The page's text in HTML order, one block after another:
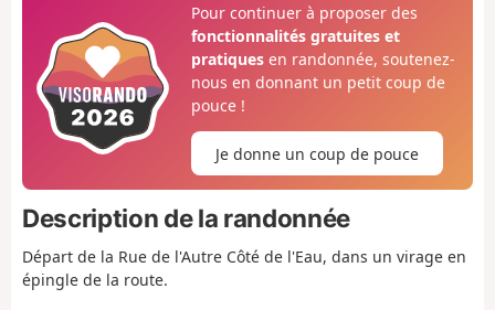
Pour continuer à proposer des
fonctionnalités gratuites et
pratiquesen randonnée, soutenez-
nous en donnant un petit coup de
pouce !
Je donne un coup de pouce
Description de la randonnée
Départ de la Rue de l'Autre Côté de l'Eau, dans un virage en
épingle de la route.